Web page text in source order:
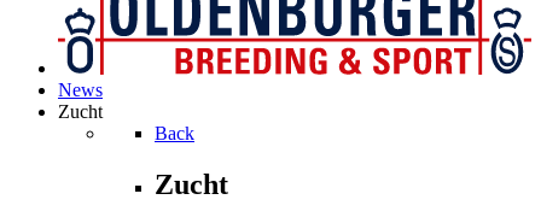
News
Zucht
Back
Zucht